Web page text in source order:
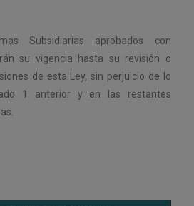
Subsidiarias aprobados con
su vigencia hasta su revisión o
de esta Ley, sin perjuicio de lo
1 anterior y en las restantes